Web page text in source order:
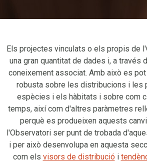
Els projectes vinculats o els propis de
una gran quantitat de dades i, a través
coneixement associat. Amb això es
robusta sobre les distribucions i les
espècies i els hàbitats i sobre com
temps, així com d'altres paràmetres
perquè es produeixen aquests
l'Observatori ser punt de trobada
i per això desenvolupa en aquesta
com els visors de distribuciói